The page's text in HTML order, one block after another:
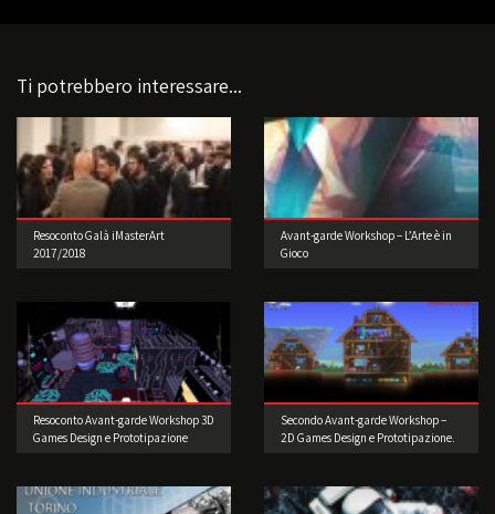
Ti potrebbero interessare...
Resoconto Galà iMasterArt
2017/2018
Avant-garde Workshop – L’Arte è in
Gioco
Resoconto Avant-garde Workshop 3D
Games Design e Prototipazione
Secondo Avant-garde Workshop –
2D Games Design e Prototipazione.